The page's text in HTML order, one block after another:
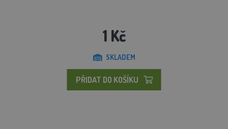
1 Kč
SKLADEM
PŘIDAT DO KOŠÍKU